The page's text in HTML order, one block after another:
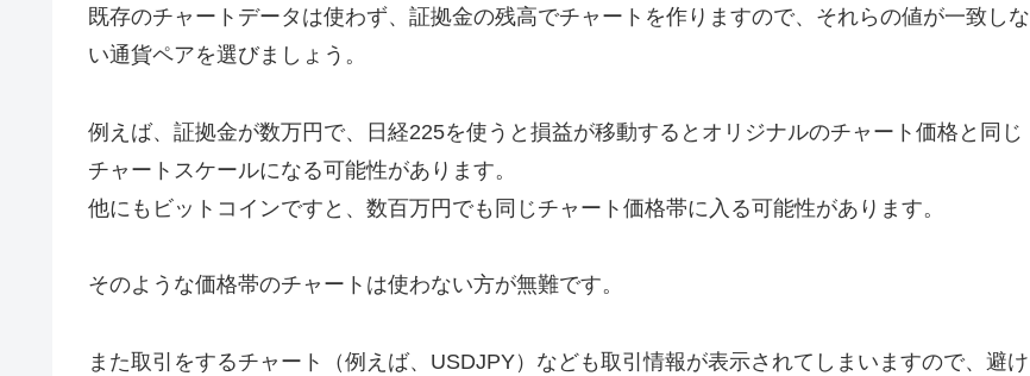
既存のチャートデータは使わず、証拠金の残高でチャートを作りますので、それらの値が一致しな
い通貨ペアを選びましょう。
例えば、証拠金が数万円で、日経225を使うと損益が移動するとオリジナルのチャート価格と同じ
チャートスケールになる可能性があります。
他にもビットコインですと、数百万円でも同じチャート価格帯に入る可能性があります。
そのような価格帯のチャートは使わない方が無難です。
また取引をするチャート（例えば、USDJPY）なども取引情報が表示されてしまいますので、避け